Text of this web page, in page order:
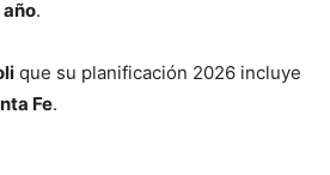
.
que su planificación 2026 incluye
Fe.